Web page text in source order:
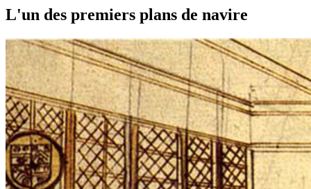
L'un des premiers plans de navire